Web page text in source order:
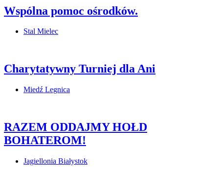
Wspólna pomoc ośrodków.
Stal Mielec
Charytatywny Turniej dla Ani
Miedź Legnica
RAZEM ODDAJMY HOŁD
BOHATEROM!
Jagiellonia Białystok